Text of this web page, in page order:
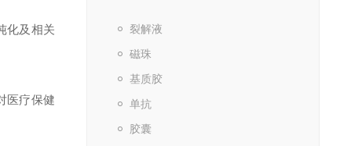
裂解液
磁珠
基质胶
单抗
胶囊
化及相关
医疗保健